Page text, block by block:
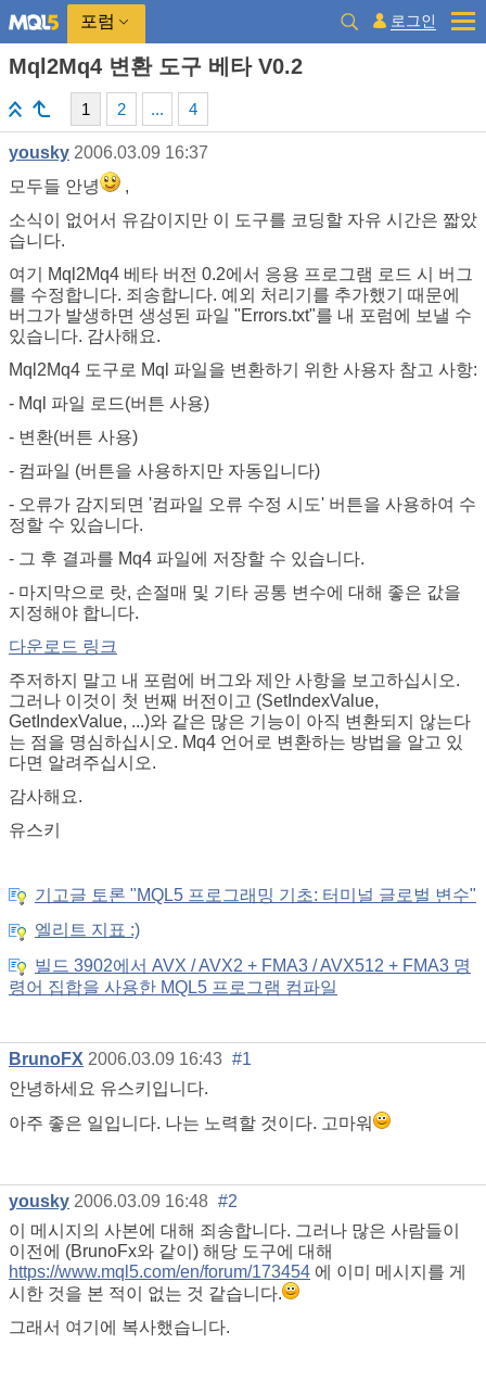
포럼 로그인
Mql2Mq4 변환 도구 베타 V0.2
1 2 ... 4
yousky 2006.03.09 16:37
모두들 안녕
,
소식이 없어서 유감이지만 이 도구를 코딩할 자유 시간은 짧았
습니다.
여기 Mql2Mq4 베타 버전 0.2에서 응용 프로그램 로드 시 버그
를 수정합니다. 죄송합니다. 예외 처리기를 추가했기 때문에
버그가 발생하면 생성된 파일 "Errors.txt"를 내 포럼에 보낼 수
있습니다. 감사해요.
Mql2Mq4 도구로 Mql 파일을 변환하기 위한 사용자 참고 사항:
- Mql 파일 로드(버튼 사용)
- 변환(버튼 사용)
- 컴파일 (버튼을 사용하지만 자동입니다)
- 오류가 감지되면 '컴파일 오류 수정 시도' 버튼을 사용하여 수
정할 수 있습니다.
- 그 후 결과를 Mq4 파일에 저장할 수 있습니다.
- 마지막으로 랏, 손절매 및 기타 공통 변수에 대해 좋은 값을
지정해야 합니다.
다운로드 링크
주저하지 말고 내 포럼에 버그와 제안 사항을 보고하십시오.
그러나 이것이 첫 번째 버전이고 (SetIndexValue,
GetIndexValue, ...)와 같은 많은 기능이 아직 변환되지 않는다
는 점을 명심하십시오. Mq4 언어로 변환하는 방법을 알고 있
다면 알려주십시오.
감사해요.
유스키
기고글 토론 "MQL5 프로그래밍 기초: 터미널 글로벌 변수"
엘리트 지표 :)
빌드 3902에서 AVX / AVX2 + FMA3 / AVX512 + FMA3 명
령어 집합을 사용한 MQL5 프로그램 컴파일
BrunoFX 2006.03.09 16:43 #1
안녕하세요 유스키입니다.
아주 좋은 일입니다. 나는 노력할 것이다. 고마워
yousky 2006.03.09 16:48 #2
이 메시지의 사본에 대해 죄송합니다. 그러나 많은 사람들이
이전에 (BrunoFx와 같이) 해당 도구에 대해
https://www.mql5.com/en/forum/173454 에 이미 메시지를 게
시한 것을 본 적이 없는 것 같습니다.
그래서 여기에 복사했습니다.